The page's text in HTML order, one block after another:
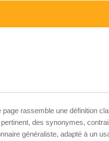
page rassemble une définition
pertinent, des synonymes,
généraliste, adapté à un